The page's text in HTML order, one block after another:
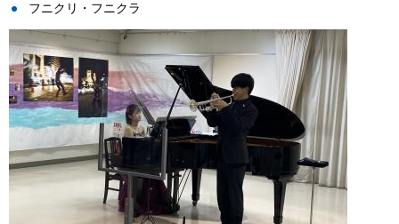
フニクリ・フニクラ